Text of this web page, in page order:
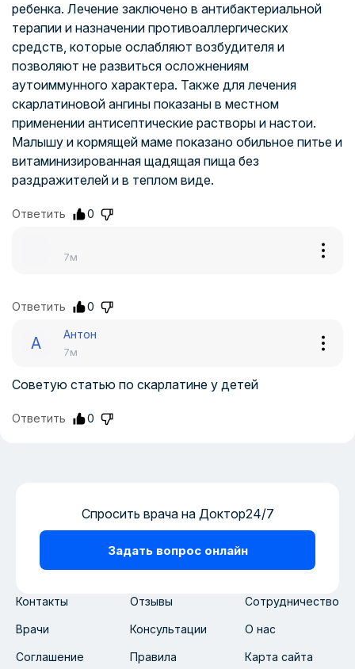
ребенка. Лечение заключено в антибактериальной
терапии и назначении противоаллергических
средств, которые ослабляют возбудителя и
позволяют не развиться осложнениям
аутоиммунного характера. Также для лечения
скарлатиновой ангины показаны в местном
применении антисептические растворы и настои.
Малышу и кормящей маме показано обильное питье и
витаминизированная щадящая пища без
раздражителей и в теплом виде.
Ответить 0
7м
Ответить 0
А Антон
7м
Советую статью по скарлатине у детей
Ответить 0
Контакты Отзывы Сотрудничество
Врачи Консультации О нас
Соглашение Правила Карта сайта
Спросить врача на Доктор24/7
Задать вопрос онлайн